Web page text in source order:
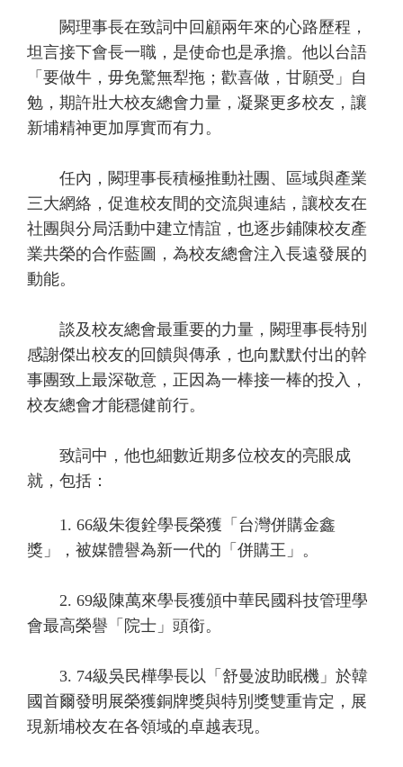
闕理事長在致詞中回顧兩年來的心路歷程，
坦言接下會長一職，是使命也是承擔。他以台語
「要做牛，毋免驚無犁拖；歡喜做，甘願受」自
勉，期許壯大校友總會力量，凝聚更多校友，讓
新埔精神更加厚實而有力。
任內，闕理事長積極推動社團、區域與產業
三大網絡，促進校友間的交流與連結，讓校友在
社團與分局活動中建立情誼，也逐步鋪陳校友產
業共榮的合作藍圖，為校友總會注入長遠發展的
動能。
談及校友總會最重要的力量，闕理事長特別
感謝傑出校友的回饋與傳承，也向默默付出的幹
事團致上最深敬意，正因為一棒接一棒的投入，
校友總會才能穩健前行。
致詞中，他也細數近期多位校友的亮眼成
就，包括：
1. 66級朱復銓學長榮獲「 台灣併購金鑫
獎 」，被媒體譽為新一代的「併購王」。
2. 69級陳萬來學長獲頒中華民國科技管理學
會最高榮譽「院士」頭銜。
3. 74級吳民樺學長以「舒曼波助眠機」於韓
國首爾發明展榮獲銅牌獎與特別獎雙重肯定，展
現新埔校友在各領域的卓越表現。